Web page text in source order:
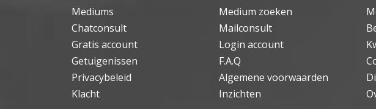
Mediums Medium zoeken
Chatconsult
Mailconsult
Gratis account
Login account
Getuigenissen
F.A.Q
Privacybeleid
Algemene voorwaarden
Klacht
Inzichten